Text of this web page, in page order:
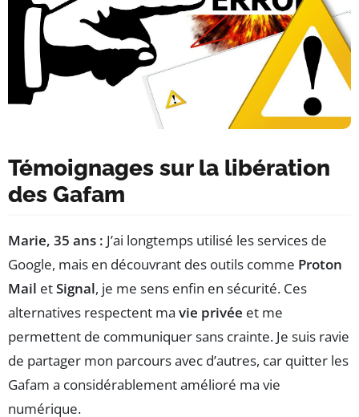
Témoignages sur la libération
des Gafam
Marie, 35 ans : J’ai longtemps utilisé les services de
Google, mais en découvrant des outils comme Proton
Mail etSignal, je me sens enfin en sécurité. Ces
alternatives respectent ma vie privée et me
permettent de communiquer sans crainte. Je suis ravie
de partager mon parcours avec d’autres, car quitter les
Gafam a considérablement amélioré ma vie
numérique.